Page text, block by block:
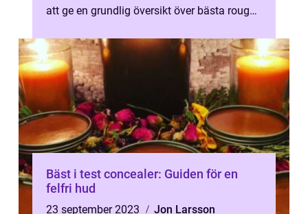
att ge en grundlig översikt över bästa rouge,
Bäst i test concealer: Guiden för en
felfri hud
23 september 2023
Jon Larsson